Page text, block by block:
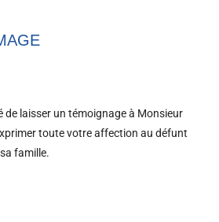
de laisser un témoignage à Monsieur
toute votre affection au défunt
famille.